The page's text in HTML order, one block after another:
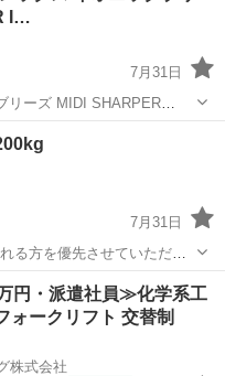
I…
7月31日
7月31日
る方を優先させていただき
の他
円・派遣社員≫化学系工
ォークリフト 交替制
株式会社